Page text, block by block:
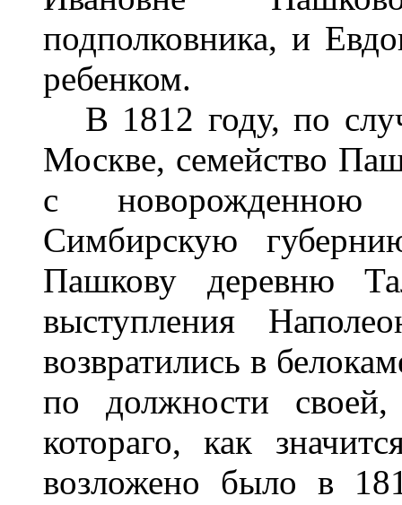
подполковника, и
ребенком.
В 1812 году, по
Москве, семейство
с
Симбирскую
Пашкову деревню
выступления
возвратились в
по должности
котораго, как
возложено было в